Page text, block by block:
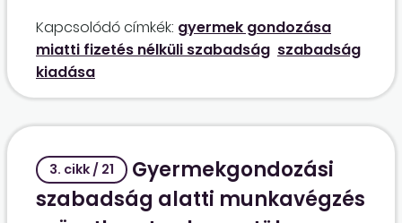
gondoljuk, hogy ezen indokok nem állják meg a
helyüket, a fenti problémák megoldásáról pedig
a munkáltató gondoskodni köteles?
Kapcsolódó címkék: gyermek gondozása
miatti fizetés nélküli szabadság szabadság
kiadása
3. cikk / 21
Gyermekgondozási
szabadság alatti munkavégzés